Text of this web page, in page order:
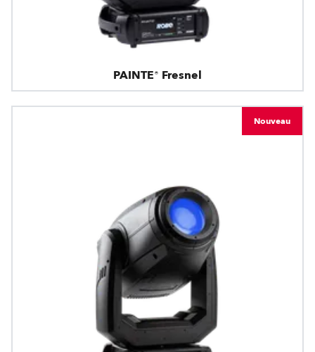
PAINTE® Fresnel
Nouveau